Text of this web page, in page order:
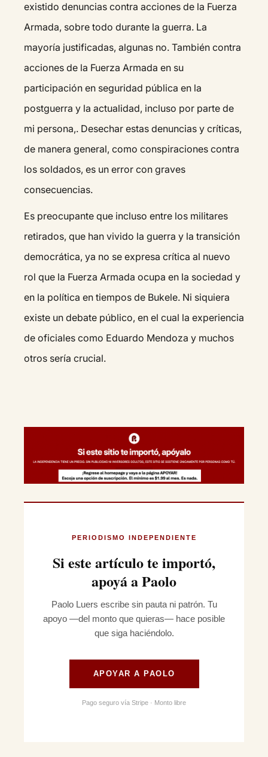
existido denuncias contra acciones de la Fuerza
Armada, sobre todo durante la guerra. La
mayoría justificadas, algunas no. También contra
acciones de la Fuerza Armada en su
participación en seguridad pública en la
postguerra y la actualidad, incluso por parte de
mi persona,. Desechar estas denuncias y críticas,
de manera general, como conspiraciones contra
los soldados, es un error con graves
consecuencias.
Es preocupante que incluso entre los militares
retirados, que han vivido la guerra y la transición
democrática, ya no se expresa crítica al nuevo
rol que la Fuerza Armada ocupa en la sociedad y
en la política en tiempos de Bukele. Ni siquiera
existe un debate público, en el cual la experiencia
de oficiales como Eduardo Mendoza y muchos
otros sería crucial.
PERIODISMO INDEPENDIENTE
Si este artículo te importó,
apoyá a Paolo
Paolo Luers escribe sin pauta ni patrón. Tu
apoyo —del monto que quieras— hace posible
que siga haciéndolo.
APOYAR A PAOLO
Pago seguro vía Stripe · Monto libre